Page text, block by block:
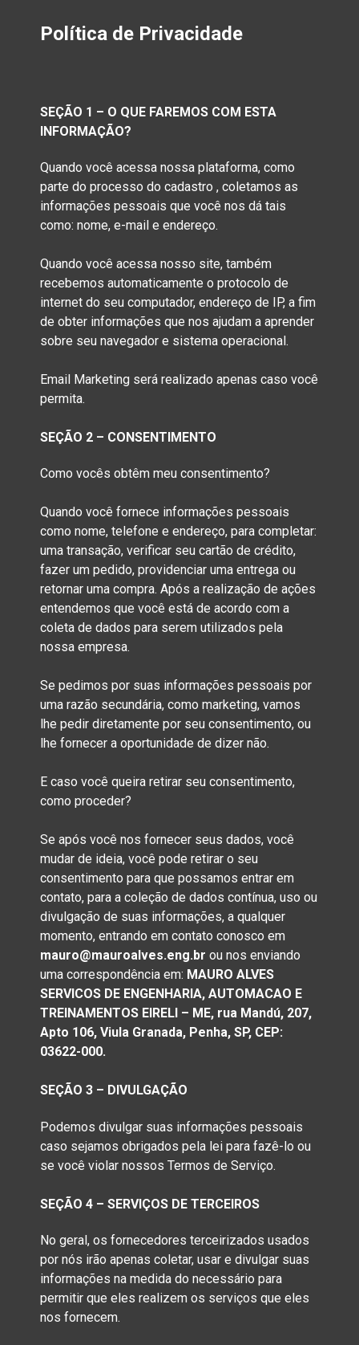
Política de Privacidade
SEÇÃO 1 – O QUE FAREMOS COM ESTA
INFORMAÇÃO?
Quando você acessa nossa plataforma, como
parte do processo do cadastro , coletamos as
informações pessoais que você nos dá tais
como: nome, e-mail e endereço.
Quando você acessa nosso site, também
recebemos automaticamente o protocolo de
internet do seu computador, endereço de IP, a fim
de obter informações que nos ajudam a aprender
sobre seu navegador e sistema operacional.
Email Marketing será realizado apenas caso você
permita.
SEÇÃO 2 – CONSENTIMENTO
Como vocês obtêm meu consentimento?
Quando você fornece informações pessoais
como nome, telefone e endereço, para completar:
uma transação, verificar seu cartão de crédito,
fazer um pedido, providenciar uma entrega ou
retornar uma compra. Após a realização de ações
entendemos que você está de acordo com a
coleta de dados para serem utilizados pela
nossa empresa.
Se pedimos por suas informações pessoais por
uma razão secundária, como marketing, vamos
lhe pedir diretamente por seu consentimento, ou
lhe fornecer a oportunidade de dizer não.
E caso você queira retirar seu consentimento,
como proceder?
Se após você nos fornecer seus dados, você
mudar de ideia, você pode retirar o seu
consentimento para que possamos entrar em
contato, para a coleção de dados contínua, uso ou
divulgação de suas informações, a qualquer
momento, entrando em contato conosco em
mauro@mauroalves.eng.br ou nos enviando
uma correspondência em: MAURO ALVES
SERVICOS DE ENGENHARIA, AUTOMACAO E
TREINAMENTOS EIRELI – ME, rua Mandú, 207,
Apto 106, Viula Granada, Penha, SP, CEP:
03622-000.
SEÇÃO 3 – DIVULGAÇÃO
Podemos divulgar suas informações pessoais
caso sejamos obrigados pela lei para fazê-lo ou
se você violar nossos Termos de Serviço.
SEÇÃO 4 – SERVIÇOS DE TERCEIROS
No geral, os fornecedores terceirizados usados
por nós irão apenas coletar, usar e divulgar suas
informações na medida do necessário para
permitir que eles realizem os serviços que eles
nos fornecem.